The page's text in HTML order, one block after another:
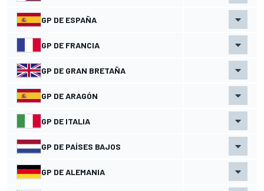
GP DE ESPAÑA
GP DE FRANCIA
GP DE GRAN BRETAÑA
GP DE ARAGÓN
GP DE ITALIA
GP DE PAÍSES BAJOS
GP DE ALEMANIA